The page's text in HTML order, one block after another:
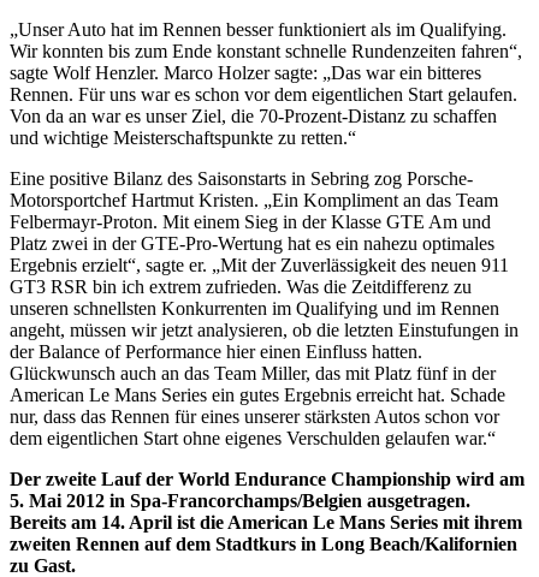
„Unser Auto hat im Rennen besser funktioniert als im Qualifying.
Wir konnten bis zum Ende konstant schnelle Rundenzeiten fahren“,
sagte Wolf Henzler. Marco Holzer sagte: „Das war ein bitteres
Rennen. Für uns war es schon vor dem eigentlichen Start gelaufen.
Von da an war es unser Ziel, die 70-Prozent-Distanz zu schaffen
und wichtige Meisterschaftspunkte zu retten.“
Eine positive Bilanz des Saisonstarts in Sebring zog Porsche-
Motorsportchef Hartmut Kristen. „Ein Kompliment an das Team
Felbermayr-Proton. Mit einem Sieg in der Klasse GTE Am und
Platz zwei in der GTE-Pro-Wertung hat es ein nahezu optimales
Ergebnis erzielt“, sagte er. „Mit der Zuverlässigkeit des neuen 911
GT3 RSR bin ich extrem zufrieden. Was die Zeitdifferenz zu
unseren schnellsten Konkurrenten im Qualifying und im Rennen
angeht, müssen wir jetzt analysieren, ob die letzten Einstufungen in
der Balance of Performance hier einen Einfluss hatten.
Glückwunsch auch an das Team Miller, das mit Platz fünf in der
American Le Mans Series ein gutes Ergebnis erreicht hat. Schade
nur, dass das Rennen für eines unserer stärksten Autos schon vor
dem eigentlichen Start ohne eigenes Verschulden gelaufen war.“
Der zweite Lauf der World Endurance Championship wird am
5. Mai 2012 in Spa-Francorchamps/Belgien ausgetragen.
Bereits am 14. April ist die American Le Mans Series mit ihrem
zweiten Rennen auf dem Stadtkurs in Long Beach/Kalifornien
zu Gast.